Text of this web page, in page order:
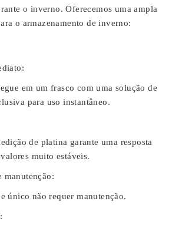
o inverno. Oferecemos uma ampla
o armazenamento de inverno:
em um frasco com uma solução de
para uso instantâneo.
de platina garante uma resposta
muito estáveis.
manutenção:
único não requer manutenção.